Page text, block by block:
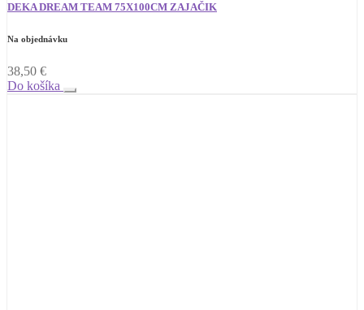
DEKA DREAM TEAM 75X100CM ZAJAČIK
Na objednávku
38,50 €
Do košíka